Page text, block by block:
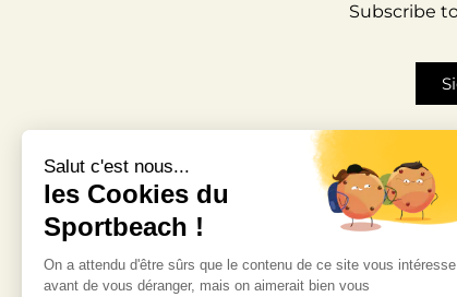
Subscribe
Home Restaurant Business or
Terrazza - Rooftop Brunch
Salut c'est nous...
les Cookies du
Sportbeach !
On a attendu d'être sûrs que le contenu de ce site vous intéresse
avant de vous déranger, mais on aimerait bien vous